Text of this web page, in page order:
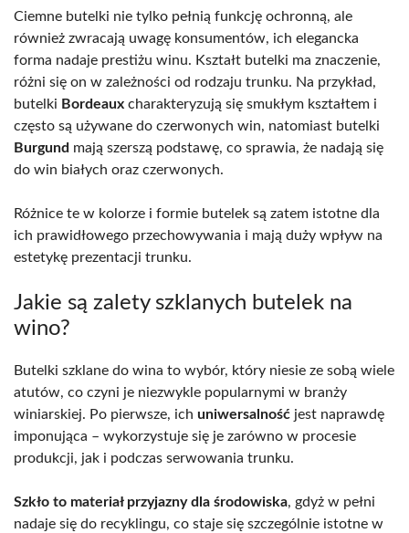
Ciemne butelki nie tylko pełnią funkcję ochronną, ale
również zwracają uwagę konsumentów, ich elegancka
forma nadaje prestiżu winu. Kształt butelki ma znaczenie,
różni się on w zależności od rodzaju trunku. Na przykład,
butelki Bordeaux charakteryzują się smukłym kształtem i
często są używane do czerwonych win, natomiast butelki
Burgund mają szerszą podstawę, co sprawia, że nadają się
do win białych oraz czerwonych.
Różnice te w kolorze i formie butelek są zatem istotne dla
ich prawidłowego przechowywania i mają duży wpływ na
estetykę prezentacji trunku.
Jakie są zalety szklanych butelek na
wino?
Butelki szklane do wina to wybór, który niesie ze sobą wiele
atutów, co czyni je niezwykle popularnymi w branży
winiarskiej. Po pierwsze, ich uniwersalność jest naprawdę
imponująca – wykorzystuje się je zarówno w procesie
produkcji, jak i podczas serwowania trunku.
Szkło to materiał przyjazny dla środowiska, gdyż w pełni
nadaje się do recyklingu, co staje się szczególnie istotne w